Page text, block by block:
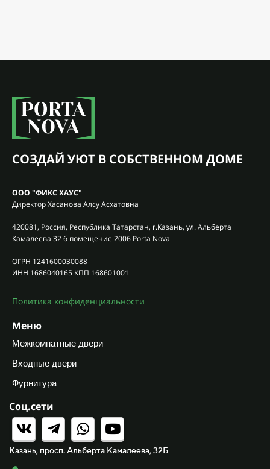
СОЗДАЙ УЮТ В СОБСТВЕННОМ ДОМЕ
ООО "ФИКС ХАУС"
Директор Хасанова Алсу Асхатовна
420081, Россия, Республика Татарстан, г.Казань, ул. Альберта
Камалеева 32 б помещение 2006 Porta Nova
ОГРН 1241600030088
ИНН 1686040165 КПП 168601001
Политика конфиденциальности
Меню
Межкомнатные двери
Входные двери
Фурнитура
Соц.сети
Казань, просп. Альберта Камалеева, 32Б